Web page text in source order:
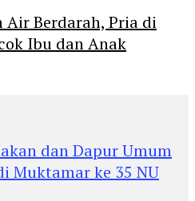
Air Berdarah, Pria di
Ibu dan Anak